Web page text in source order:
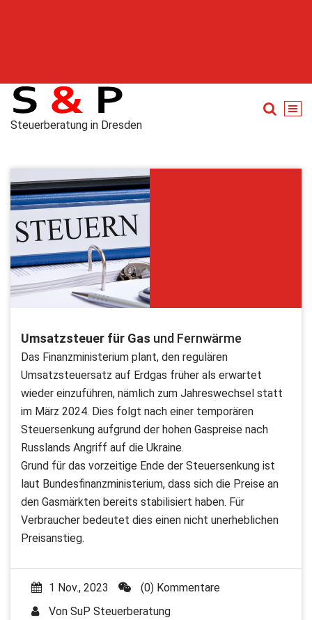
Steuerberatung in Dresden
Umsatzsteuer für Gas und Fernwärme
Das Finanzministerium plant, den regulären
Umsatzsteuersatz auf Erdgas früher als erwartet
wieder einzuführen, nämlich zum Jahreswechsel statt
im März 2024. Dies folgt nach einer temporären
Steuersenkung aufgrund der hohen Gaspreise nach
Russlands Angriff auf die Ukraine.
Grund für das vorzeitige Ende der Steuersenkung ist
laut Bundesfinanzministerium, dass sich die Preise an
den Gasmärkten bereits stabilisiert haben. Für
Verbraucher bedeutet dies einen nicht unerheblichen
Preisanstieg.
1 Nov., 2023
(0) Kommentare
Von SuP Steuerberatung